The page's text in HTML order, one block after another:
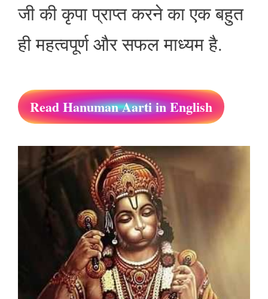
जी की कृपा प्राप्त करने का एक बहुत
ही महत्वपूर्ण और सफल माध्यम है.
Read Hanuman Aarti in English